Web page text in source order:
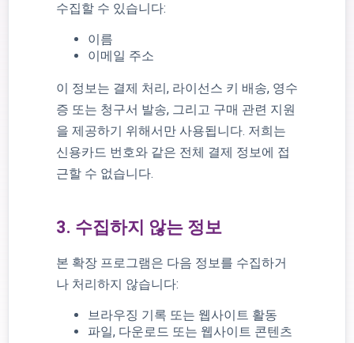
수집할 수 있습니다:
이름
이메일 주소
이 정보는 결제 처리, 라이선스 키 배송, 영수
증 또는 청구서 발송, 그리고 구매 관련 지원
을 제공하기 위해서만 사용됩니다. 저희는
신용카드 번호와 같은 전체 결제 정보에 접
근할 수 없습니다.
3. 수집하지 않는 정보
본 확장 프로그램은 다음 정보를 수집하거
나 처리하지 않습니다:
브라우징 기록 또는 웹사이트 활동
파일, 다운로드 또는 웹사이트 콘텐츠